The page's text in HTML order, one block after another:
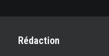
Rédaction